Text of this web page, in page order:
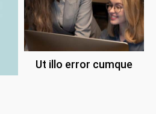
Ut illo error cumque